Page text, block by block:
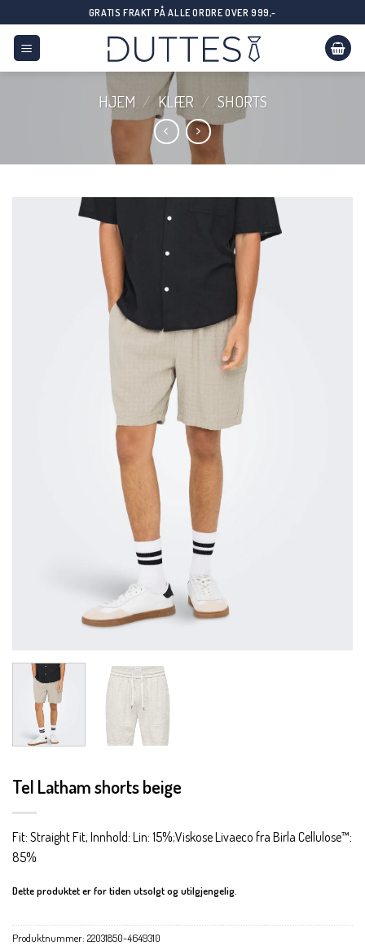
to
content
GRATIS FRAKT PÅ ALLE ORDRE OVER 999,-
HJEM / KLÆR / SHORTS
Tel Latham shorts beige
Fit: Straight Fit, Innhold: Lin: 15%;Viskose Livaeco fra Birla Cellulose™:
85%
Dette produktet er for tiden utsolgt og utilgjengelig.
Produktnummer: 22031850-4649310